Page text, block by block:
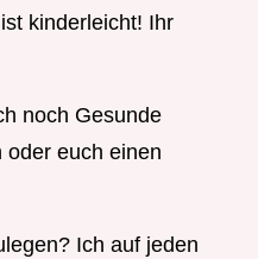
kinderleicht! Ihr
noch Gesunde
oder euch einen
Ich auf jeden